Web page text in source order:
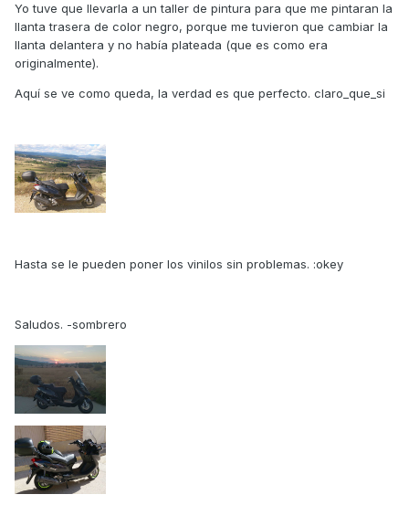
Yo tuve que llevarla a un taller de pintura para que me pintaran la
llanta trasera de color negro, porque me tuvieron que cambiar la
llanta delantera y no había plateada (que es como era
originalmente).
Aquí se ve como queda, la verdad es que perfecto. claro_que_si
Hasta se le pueden poner los vinilos sin problemas. :okey
Saludos. -sombrero